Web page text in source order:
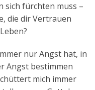
sich fürchten muss –
die dir Vertrauen
nur Angst hat, in
Angst bestimmen
mich immer